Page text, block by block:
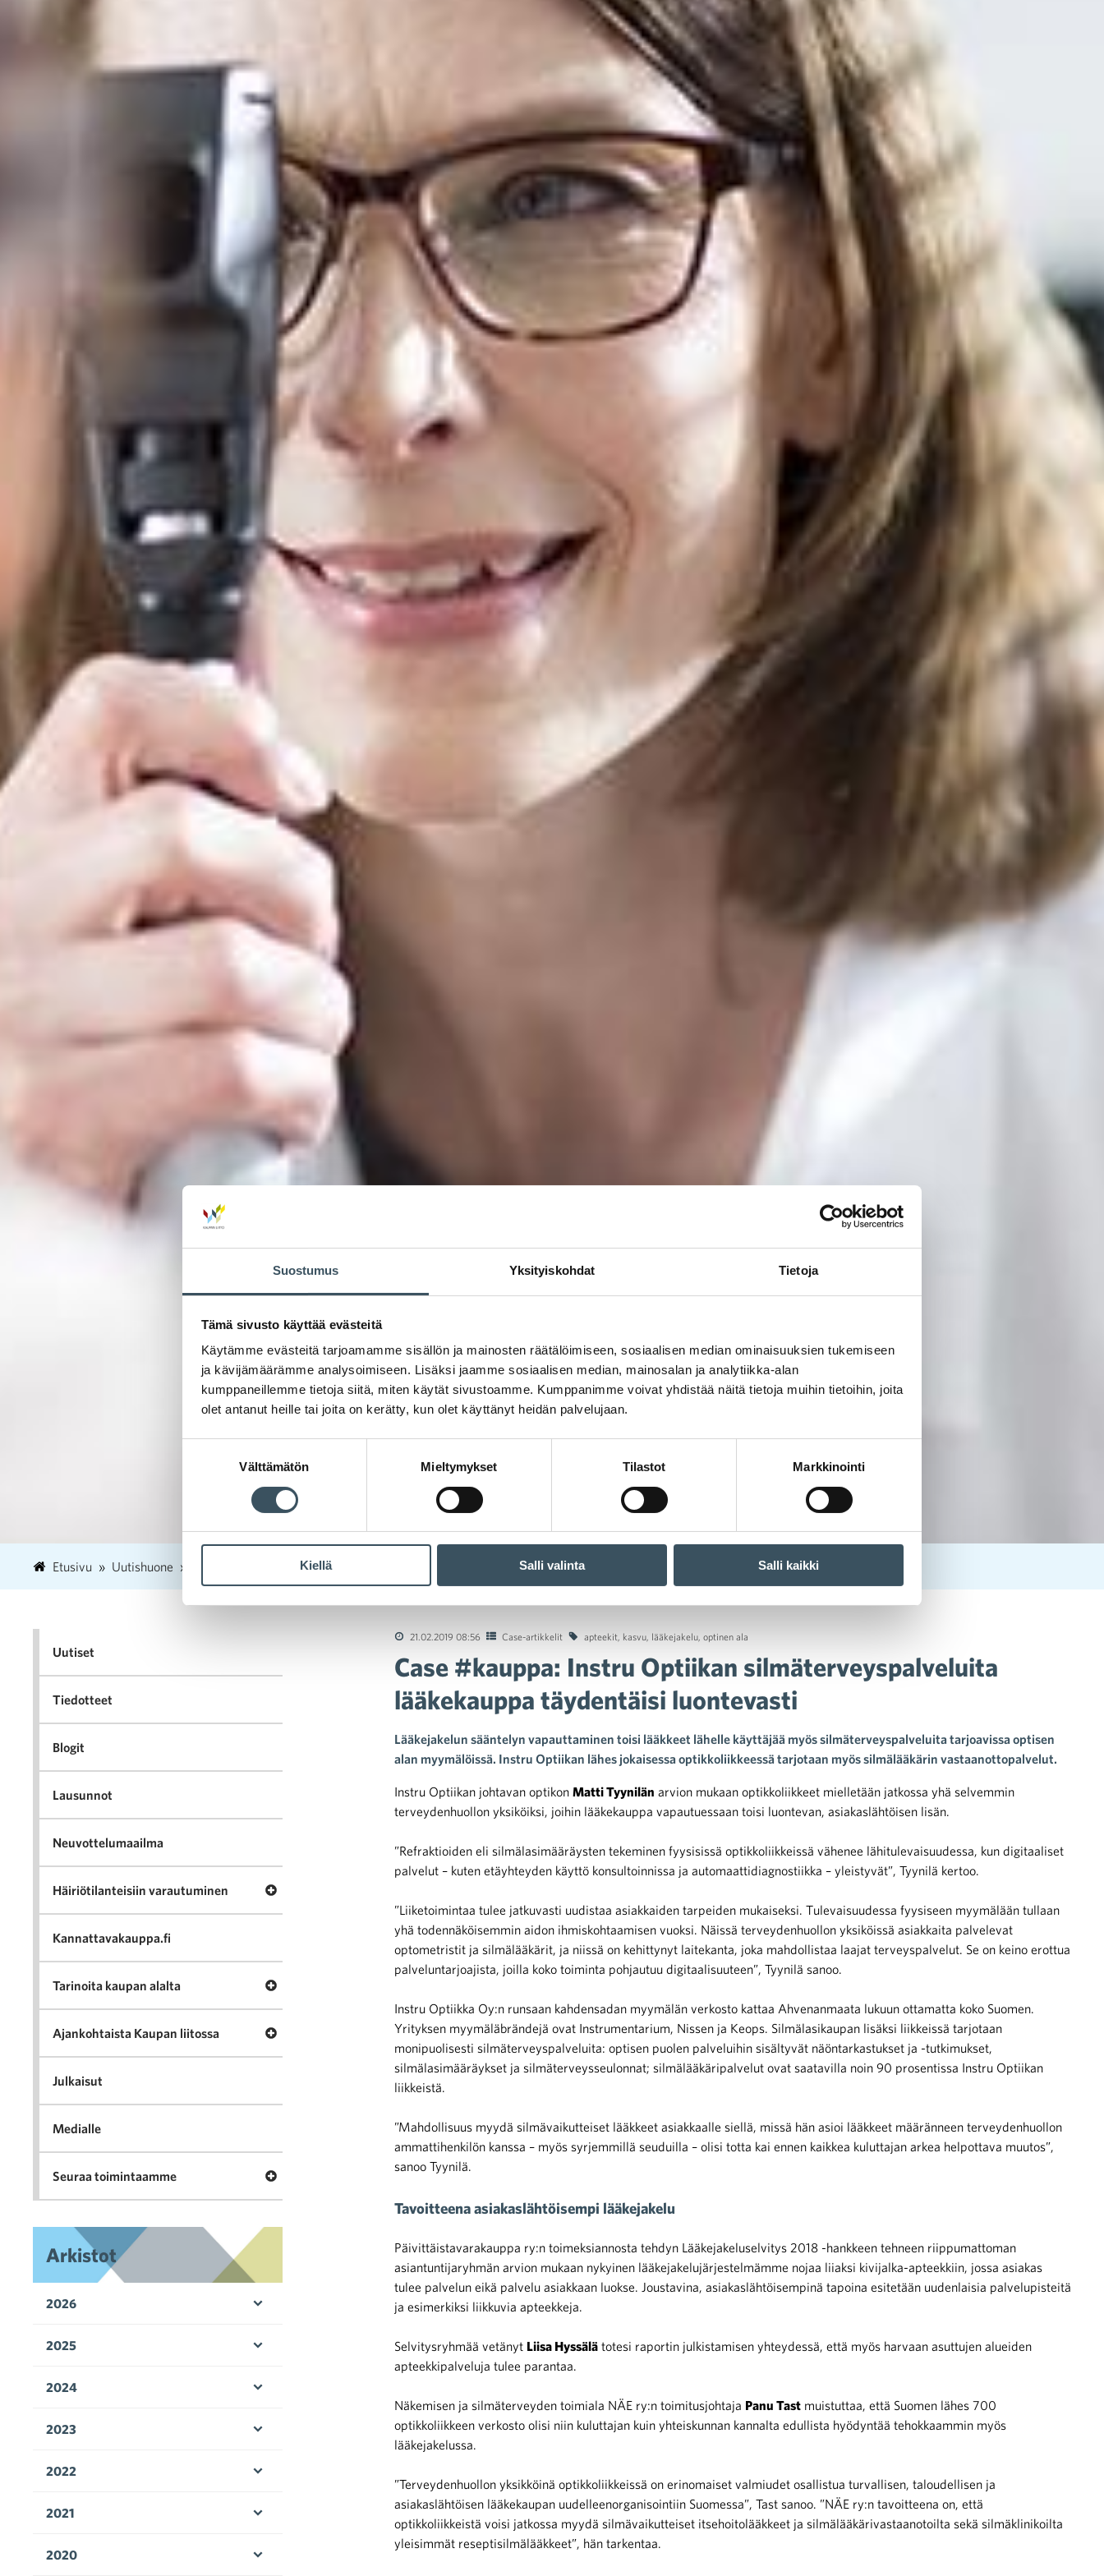
Suostumus Yksityiskohdat Tietoja
Tämä sivusto käyttää evästeitä
Käytämme evästeitä tarjoamamme sisällön ja mainosten räätälöimiseen, sosiaalisen median ominaisuuksien tukemiseen
ja kävijämäärämme analysoimiseen. Lisäksi jaamme sosiaalisen median, mainosalan ja analytiikka-alan
kumppaneillemme tietoja siitä, miten käytät sivustoamme. Kumppanimme voivat yhdistää näitä tietoja muihin tietoihin, joita
olet antanut heille tai joita on kerätty, kun olet käyttänyt heidän palvelujaan.
Välttämätön Mieltymykset Tilastot Markkinointi
Kiellä Salli valinta Salli kaikki
Etusivu Uutishuone 21 Case #kauppa: Instru Optiikan silmäterveyspalveluita lääkekauppa täydentäisi luontevasti
21.02.2019 08:56 Case-artikkelit apteekit kasvu lääkejakelu optinen ala
Case #kauppa: Instru Optiikan silmäterveyspalveluita
lääkekauppa täydentäisi luontevasti
Lääkejakelun sääntelyn vapauttaminen toisi lääkkeet lähelle käyttäjää myös silmäterveyspalveluita tarjoavissa optisen
alan myymälöissä. Instru Optiikan lähes jokaisessa optikkoliikkeessä tarjotaan myös silmälääkärin vastaanottopalvelut.
Instru Optiikan johtavan optikon Matti Tyynilän arvion mukaan optikkoliikkeet mielletään jatkossa yhä selvemmin
terveydenhuollon yksiköiksi, joihin lääkekauppa vapautuessaan toisi luontevan, asiakaslähtöisen lisän.
”Refraktioiden eli silmälasimääräysten tekeminen fyysisissä optikkoliikkeissä vähenee lähitulevaisuudessa, kun digitaaliset
palvelut – kuten etäyhteyden käyttö konsultoinnissa ja automaattidiagnostiikka – yleistyvät”, Tyynilä kertoo.
”Liiketoimintaa tulee jatkuvasti uudistaa asiakkaiden tarpeiden mukaiseksi. Tulevaisuudessa fyysiseen myymälään tullaan
yhä todennäköisemmin aidon ihmiskohtaamisen vuoksi. Näissä terveydenhuollon yksiköissä asiakkaita palvelevat
optometristit ja silmälääkärit, ja niissä on kehittynyt laitekanta, joka mahdollistaa laajat terveyspalvelut. Se on keino erottua
palveluntarjoajista, joilla koko toiminta pohjautuu digitaalisuuteen”, Tyynilä sanoo.
Instru Optiikka Oy:n runsaan kahdensadan myymälän verkosto kattaa Ahvenanmaata lukuun ottamatta koko Suomen.
Yrityksen myymäläbrändejä ovat Instrumentarium, Nissen ja Keops. Silmälasikaupan lisäksi liikkeissä tarjotaan
monipuolisesti silmäterveyspalveluita: optisen puolen palveluihin sisältyvät näöntarkastukset ja -tutkimukset,
silmälasimääräykset ja silmäterveysseulonnat; silmälääkäripalvelut ovat saatavilla noin 90 prosentissa Instru Optiikan
liikkeistä.
”Mahdollisuus myydä silmävaikutteiset lääkkeet asiakkaalle siellä, missä hän asioi lääkkeet määränneen terveydenhuollon
ammattihenkilön kanssa – myös syrjemmillä seuduilla – olisi totta kai ennen kaikkea kuluttajan arkea helpottava muutos”,
sanoo Tyynilä.
Tavoitteena asiakaslähtöisempi lääkejakelu
Päivittäistavarakauppa ry:n toimeksiannosta tehdyn Lääkejakeluselvitys 2018 -hankkeen tehneen riippumattoman
asiantuntijaryhmän arvion mukaan nykyinen lääkejakelujärjestelmämme nojaa liiaksi kivijalka-apteekkiin, jossa asiakas
tulee palvelun eikä palvelu asiakkaan luokse. Joustavina, asiakaslähtöisempinä tapoina esitetään uudenlaisia palvelupisteitä
ja esimerkiksi liikkuvia apteekkeja.
Selvitysryhmää vetänyt Liisa Hyssälä totesi raportin julkistamisen yhteydessä, että myös harvaan asuttujen alueiden
apteekkipalveluja tulee parantaa.
Näkemisen ja silmäterveyden toimiala NÄE ry:n toimitusjohtaja Panu Tast muistuttaa, että Suomen lähes 700
optikkoliikkeen verkosto olisi niin kuluttajan kuin yhteiskunnan kannalta edullista hyödyntää tehokkaammin myös
lääkejakelussa.
”Terveydenhuollon yksikköinä optikkoliikkeissä on erinomaiset valmiudet osallistua turvallisen, taloudellisen ja
asiakaslähtöisen lääkekaupan uudelleenorganisointiin Suomessa”, Tast sanoo. ”NÄE ry:n tavoitteena on, että
optikkoliikkeistä voisi jatkossa myydä silmävaikutteiset itsehoitolääkkeet ja silmälääkärivastaanotoilta sekä silmäklinikoilta
yleisimmät reseptisilmälääkkeet”, hän tarkentaa.
Uutiset
Tiedotteet
Blogit
Lausunnot
Neuvottelumaailma
Häiriötilanteisiin varautuminen Avaa valikko Häiriötilanteisiin varautuminen
Kannattavakauppa.fi
Tarinoita kaupan alalta Avaa valikko Tarinoita kaupan alalta
Ajankohtaista Kaupan liitossa Avaa valikko Ajankohtaista Kaupan liitossa
Julkaisut
Medialle
Seuraa toimintaamme Avaa valikko Seuraa toimintaamme
Arkistot
2026
2025
2024
2023
2022
2021
2020